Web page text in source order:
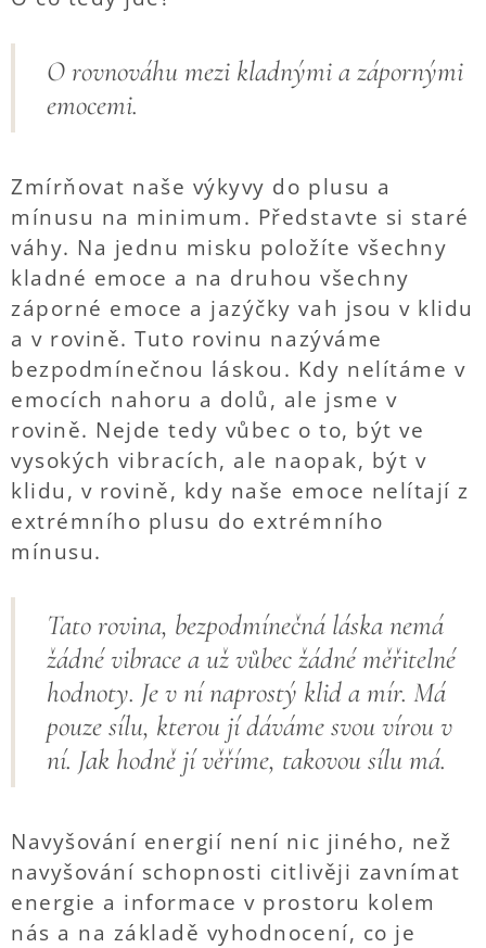
O rovnováhu mezi kladnými a zápornými
emocemi.
Zmírňovat naše výkyvy do plusu a
mínusu na minimum. Představte si staré
váhy. Na jednu misku položíte všechny
kladné emoce a na druhou všechny
záporné emoce a jazýčky vah jsou v klidu
a v rovině. Tuto rovinu nazýváme
bezpodmínečnou láskou. Kdy nelítáme v
emocích nahoru a dolů, ale jsme v
rovině. Nejde tedy vůbec o to, být ve
vysokých vibracích, ale naopak, být v
klidu, v rovině, kdy naše emoce nelítají z
extrémního plusu do extrémního
mínusu.
Tato rovina, bezpodmínečná láska nemá
žádné vibrace a už vůbec žádné měřitelné
hodnoty. Je v ní naprostý klid a mír. Má
pouze sílu, kterou jí dáváme svou vírou v
ní. Jak hodně jí věříme, takovou sílu má.
Navyšování energií není nic jiného, než
navyšování schopnosti citlivěji zavnímat
energie a informace v prostoru kolem
nás a na základě vyhodnocení, co je